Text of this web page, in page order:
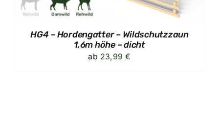
HG4 – Hordengatter – Wildschutzzaun
1,6m höhe – dicht
ab 23,99€